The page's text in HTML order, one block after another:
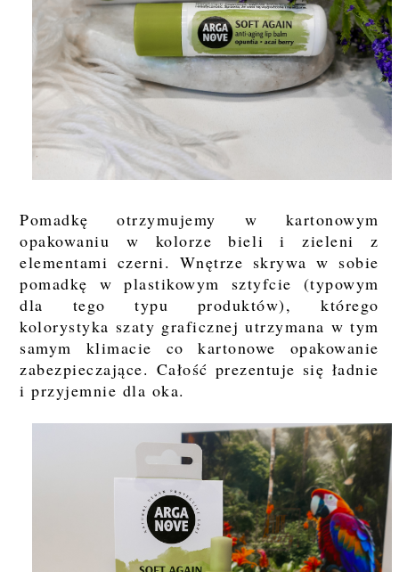
Pomadkę otrzymujemy w kartonowym
opakowaniu w kolorze bieli i zieleni z
elementami czerni. Wnętrze skrywa w sobie
pomadkę w plastikowym sztyfcie (typowym
dla tego typu produktów), którego
kolorystyka szaty graficznej utrzymana w tym
samym klimacie co kartonowe opakowanie
zabezpieczające. Całość prezentuje się ładnie
i przyjemnie dla oka.